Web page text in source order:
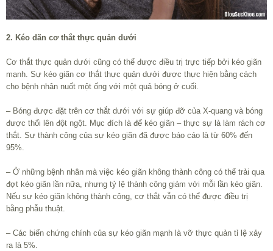
2. Kéo dãn cơ thắt thực quản dưới
Cơ thắt thực quản dưới cũng có thể được điều trị trực tiếp bởi kéo giãn
mạnh. Sự kéo giãn cơ thắt thực quản dưới được thực hiện bằng cách
cho bệnh nhân nuốt một ống với một quả bóng ở cuối.
– Bóng được đặt trên cơ thắt dưới với sự giúp đỡ của X-quang và bóng
được thổi lên đột ngột. Mục đích là để kéo giãn – thực sự là làm rách cơ
thắt. Sự thành công của sự kéo giãn đã được báo cáo là từ 60% đến
95%.
– Ở những bệnh nhân mà việc kéo giãn không thành công có thể trải qua
đợt kéo giãn lần nữa, nhưng tỷ lệ thành công giảm với mỗi lần kéo giãn.
Nếu sự kéo giãn không thành công, cơ thắt vẫn có thể được điều trị
bằng phẫu thuật.
– Các biến chứng chính của sự kéo giãn mạnh là vỡ thực quản tỉ lệ xảy
ra là 5%.